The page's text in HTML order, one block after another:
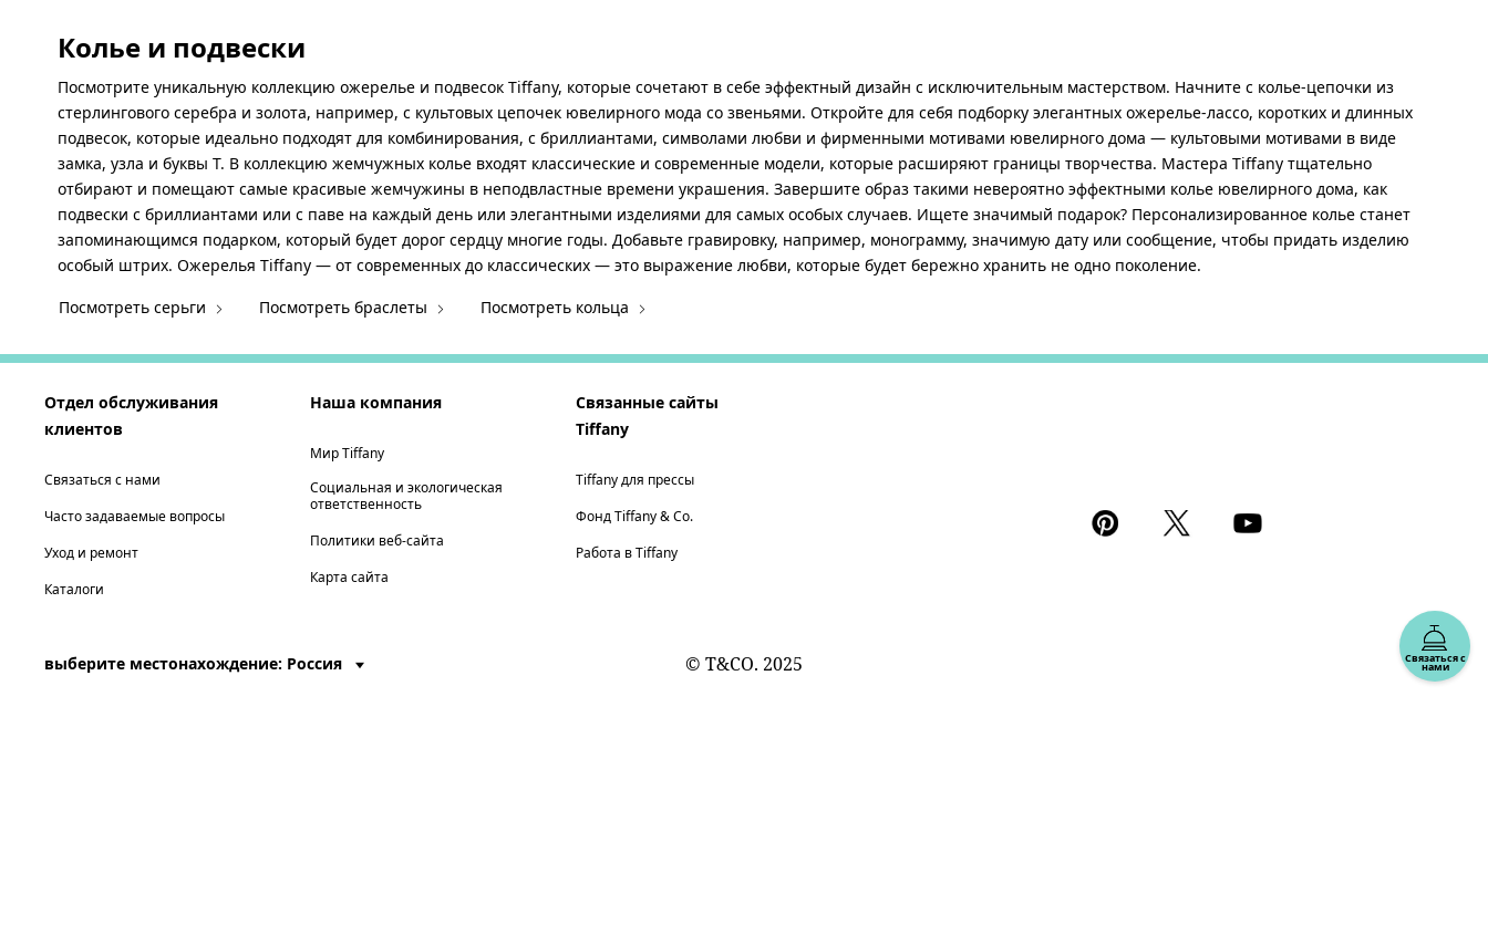
Колье и подвески
Посмотрите уникальную коллекцию ожерелье и подвесок Tiffany, которые сочетают в себе эффектный дизайн с исключительным мастерством. Начните с колье-цепочки из
стерлингового серебра и золота, например, с культовых цепочек ювелирного мода со звеньями. Откройте для себя подборку элегантных ожерелье-лассо, коротких и длинных
подвесок, которые идеально подходят для комбинирования, с бриллиантами, символами любви и фирменными мотивами ювелирного дома — культовыми мотивами в виде
замка, узла и буквы T. В коллекцию жемчужных колье входят классические и современные модели, которые расширяют границы творчества. Мастера Tiffany тщательно
отбирают и помещают самые красивые жемчужины в неподвластные времени украшения. Завершите образ такими невероятно эффектными колье ювелирного дома, как
подвески с бриллиантами или с паве на каждый день или элегантными изделиями для самых особых случаев. Ищете значимый подарок? Персонализированное колье станет
запоминающимся подарком, который будет дорог сердцу многие годы. Добавьте гравировку, например, монограмму, значимую дату или сообщение, чтобы придать изделию
особый штрих. Ожерелья Tiffany — от современных до классических — это выражение любви, которые будет бережно хранить не одно поколение.
Посмотреть серьги
Посмотреть браслеты Посмотреть кольца
Связаться с
нами
Отдел обслуживания
клиентов
Связаться с нами
Часто задаваемые вопросы
Уход и ремонт
Каталоги
Наша компания
Мир Tiffany
Социальная и экологическая
ответственность
Политики веб-сайта
Карта сайта
Связанные сайты
Tiffany
Tiffany для прессы
Фонд Tiffany & Co.
Работа в Tiffany
выберите местонахождение: Россия © T&CO. 2025